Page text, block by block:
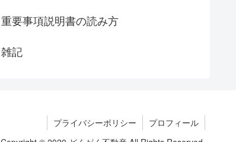
重要事項説明書の読み方
雑記
プライバシーポリシー
プロフィール